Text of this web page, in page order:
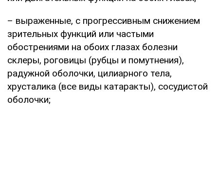
– выраженные, с прогрессивным снижением
зрительных функций или частыми
обострениями на обоих глазах болезни
склеры, роговицы (рубцы и помутнения),
радужной оболочки, цилиарного тела,
хрусталика (все виды катаракты), сосудистой
оболочки;